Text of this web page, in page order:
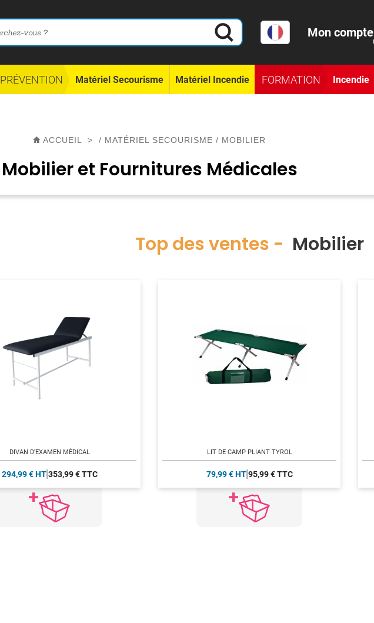
Mon compte
PRÉVENTION Matériel Secourisme Matériel Incendie FORMATION Incendie
ACCUEIL > / MATÉRIEL SECOURISME / MOBILIER
Mobilier et Fournitures Médicales
Top des ventes - Mobilier
DIVAN D’EXAMEN MÉDICAL
294,99 € HT 353,99 € TTC
LIT DE CAMP PLIANT TYROL
79,99 € HT 95,99 € TTC